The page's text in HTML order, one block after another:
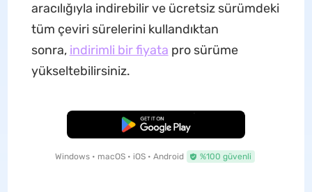
aracılığıyla indirebilir ve ücretsiz sürümdeki
tüm çeviri sürelerini kullandıktan
sonra, indirimli bir fiyata pro sürüme
yükseltebilirsiniz.
Ücretsiz İndirme
Windows • macOS • iOS • Android %100 güvenli